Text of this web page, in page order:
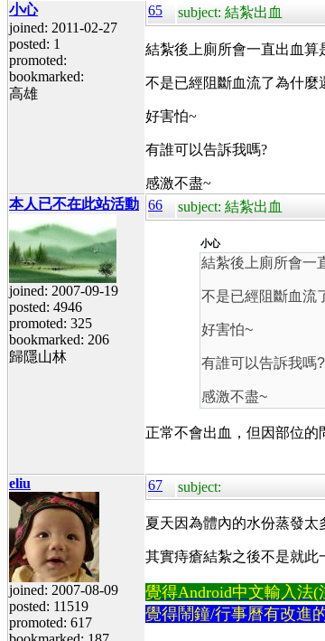
小心
joined: 2011-02-27
posted: 1
promoted:
bookmarked:
高雄
65 subject: 結紮出血
結紮後上廁所會一直出血算
不是已經阻斷血流了為什麼
好害怕~
有誰可以告訴我嗎?
感激不盡~
本人已不在此站活動
joined: 2007-09-19
posted: 4946
promoted: 325
bookmarked: 206
歸隱山林
66 subject: 結紮出血
小心
結紮後上廁所會一
不是已經阻斷血流
好害怕~
有誰可以告訴我嗎?
感激不盡~
正常不會出血，但因部位的
eliu
joined: 2007-08-09
posted: 11519
promoted: 617
67 subject:
夏天因為體內的水份蒸發太
其實痔瘡結紮之後不是就此
覺得Android中文輸入法
覺得鬧鐘/行事曆有改進